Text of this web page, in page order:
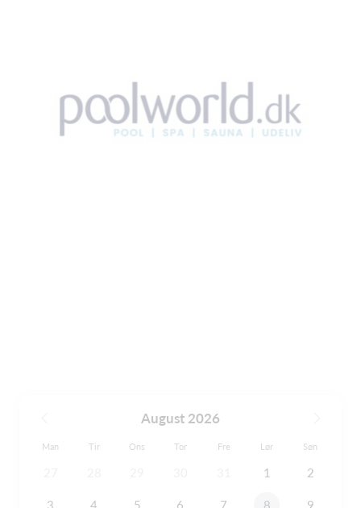
August 2026
Man Tir Ons Tor Fre Lør Søn
1 2
3 4 5 6 7 8 9